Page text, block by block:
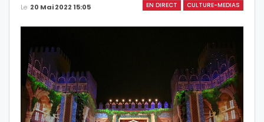
EN DIRECT CULTURE-MEDIAS
Le 20 Mai 2022 15:05